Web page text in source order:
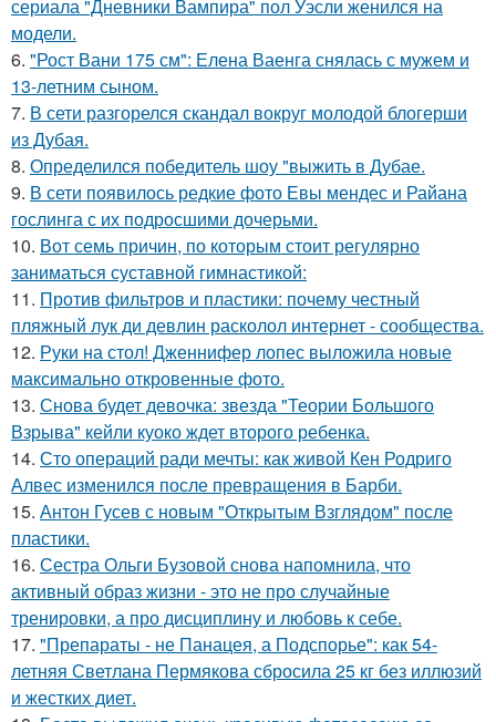
сериала "Дневники Вампира" пол Уэсли женился на
модели.
6. "Рост Вани 175 см": Елена Ваенга снялась с мужем и
13-летним сыном.
7. В сети разгорелся скандал вокруг молодой блогерши
из Дубая.
8. Определился победитель шоу "выжить в Дубае.
9. В сети появилось редкие фото Евы мендес и Райана
гослинга с их подросшими дочерьми.
10. Вот семь причин, по которым стоит регулярно
заниматься суставной гимнастикой:
11. Против фильтров и пластики: почему честный
пляжный лук ди девлин расколол интернет - сообщества.
12. Руки на стол! Дженнифер лопес выложила новые
максимально откровенные фото.
13. Снова будет девочка: звезда "Теории Большого
Взрыва" кейли куоко ждет второго ребенка.
14. Сто операций ради мечты: как живой Кен Родриго
Алвес изменился после превращения в Барби.
15. Антон Гусев с новым "Открытым Взглядом" после
пластики.
16. Сестра Ольги Бузовой снова напомнила, что
активный образ жизни - это не про случайные
тренировки, а про дисциплину и любовь к себе.
17. "Препараты - не Панацея, а Подспорье": как 54-
летняя Светлана Пермякова сбросила 25 кг без иллюзий
и жестких диет.